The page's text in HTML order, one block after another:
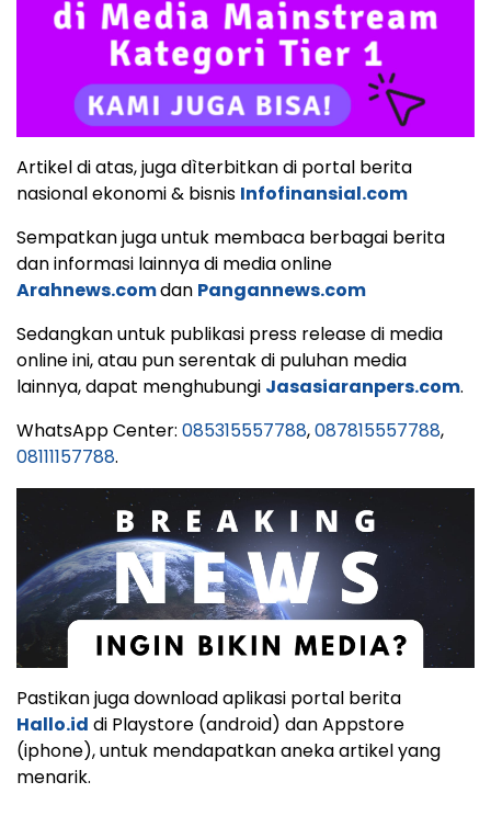
Artikel di atas, juga dìterbitkan di portal berita
nasional ekonomi & bisnis Infofinansial.com
Sempatkan juga untuk membaca berbagai berita
dan informasi lainnya di media online
Arahnews.comdan Pangannews.com
Sedangkan untuk publikasi press release di media
online ini, atau pun serentak di puluhan media
lainnya, dapat menghubungi Jasasiaranpers.com.
WhatsApp Center: 085315557788,087815557788,
08111157788.
Pastikan juga download aplikasi portal berita
Hallo.id di Playstore (android) dan Appstore
(iphone), untuk mendapatkan aneka artikel yang
menarik.